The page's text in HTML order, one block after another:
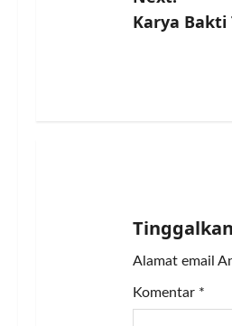
s
i
g
a
Karya Bakti
Alamat email
Komentar *